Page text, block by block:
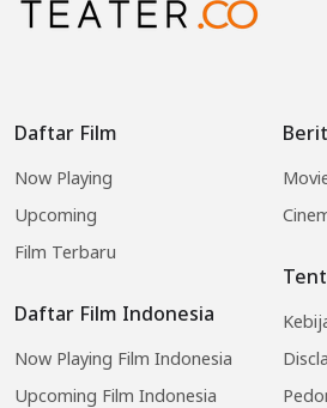
Daftar Film
Now Playing
Upcoming
Film Terbaru
Daftar Film Indonesia
Now Playing Film Indonesia
Upcoming Film Indonesia